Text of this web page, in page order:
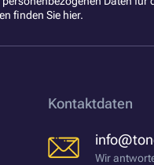
finden Sie hier.
Kontaktdaten
Wir